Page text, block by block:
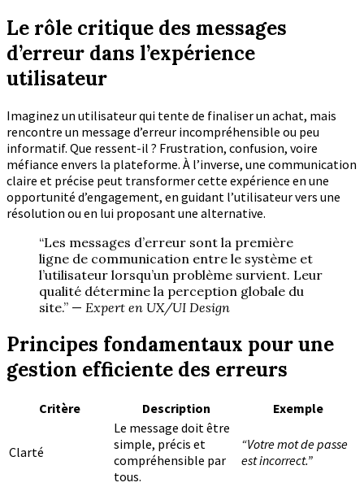
Le rôle critique des messages
d’erreur dans l’expérience
utilisateur
Imaginez un utilisateur qui tente de finaliser un achat, mais
rencontre un message d’erreur incompréhensible ou peu
informatif. Que ressent-il ? Frustration, confusion, voire
méfiance envers la plateforme. À l’inverse, une communication
claire et précise peut transformer cette expérience en une
opportunité d’engagement, en guidant l’utilisateur vers une
résolution ou en lui proposant une alternative.
“Les messages d’erreur sont la première
ligne de communication entre le système et
l’utilisateur lorsqu’un problème survient. Leur
qualité détermine la perception globale du
site.” — Expert en UX/UI Design
Principes fondamentaux pour une
gestion efficiente des erreurs
Critère Description Exemple
Clarté
Le message doit être
simple, précis et
compréhensible par
tous.
“Votre mot de passe
est incorrect.”